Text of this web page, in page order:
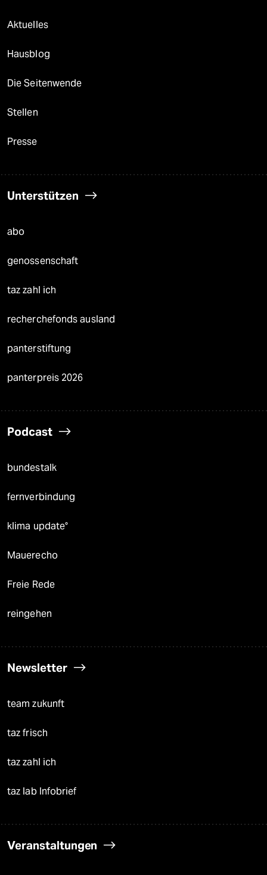
Aktuelles
Hausblog
Die Seitenwende
Stellen
Presse
Unterstützen
abo
genossenschaft
taz zahl ich
recherchefonds ausland
panterstiftung
panterpreis 2026
Podcast
bundestalk
fernverbindung
klima update°
Mauerecho
Freie Rede
reingehen
Newsletter
team zukunft
taz frisch
taz zahl ich
taz lab Infobrief
Veranstaltungen